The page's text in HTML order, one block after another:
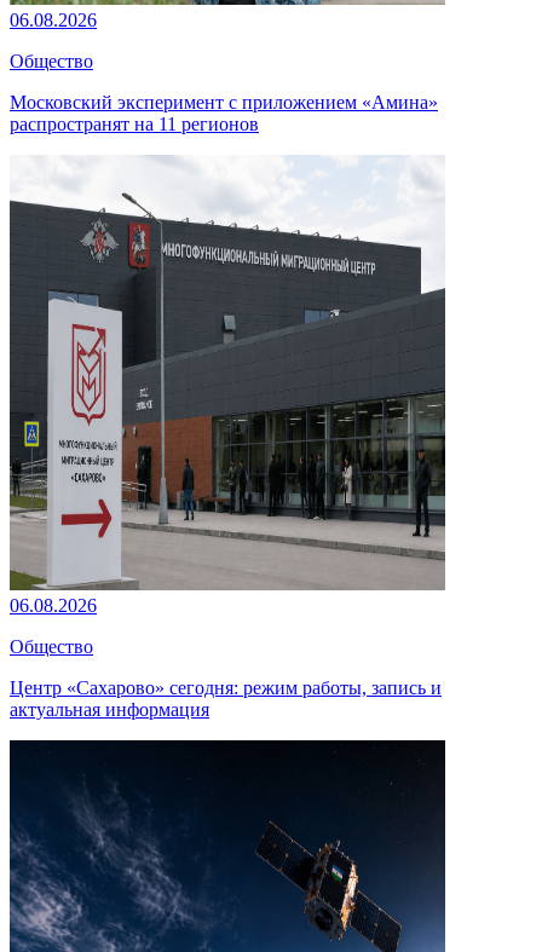
06.08.2026
Общество
Московский эксперимент с приложением «Амина»
распространят на 11 регионов
06.08.2026
Общество
Центр «Сахарово» сегодня: режим работы, запись и
актуальная информация